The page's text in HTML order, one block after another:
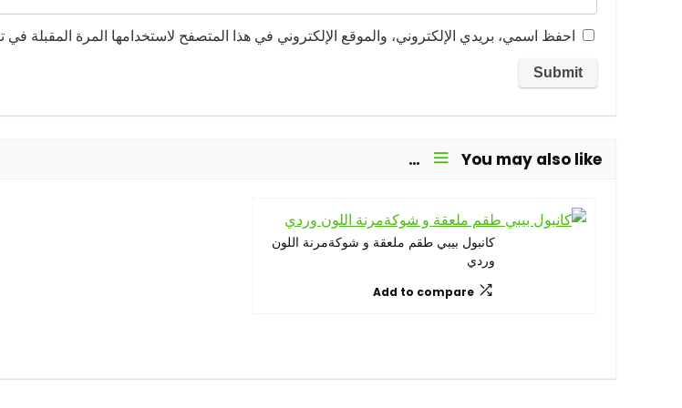
احفظ اسمي، بريدي الإلكتروني، والموقع الإلكتروني في هذا المتصفح لاستخدامها المرة المقبلة في
You may also like…
كانبول بيبي طقم ملعقة و شوكةمرنة اللون
وردي
Add to compare